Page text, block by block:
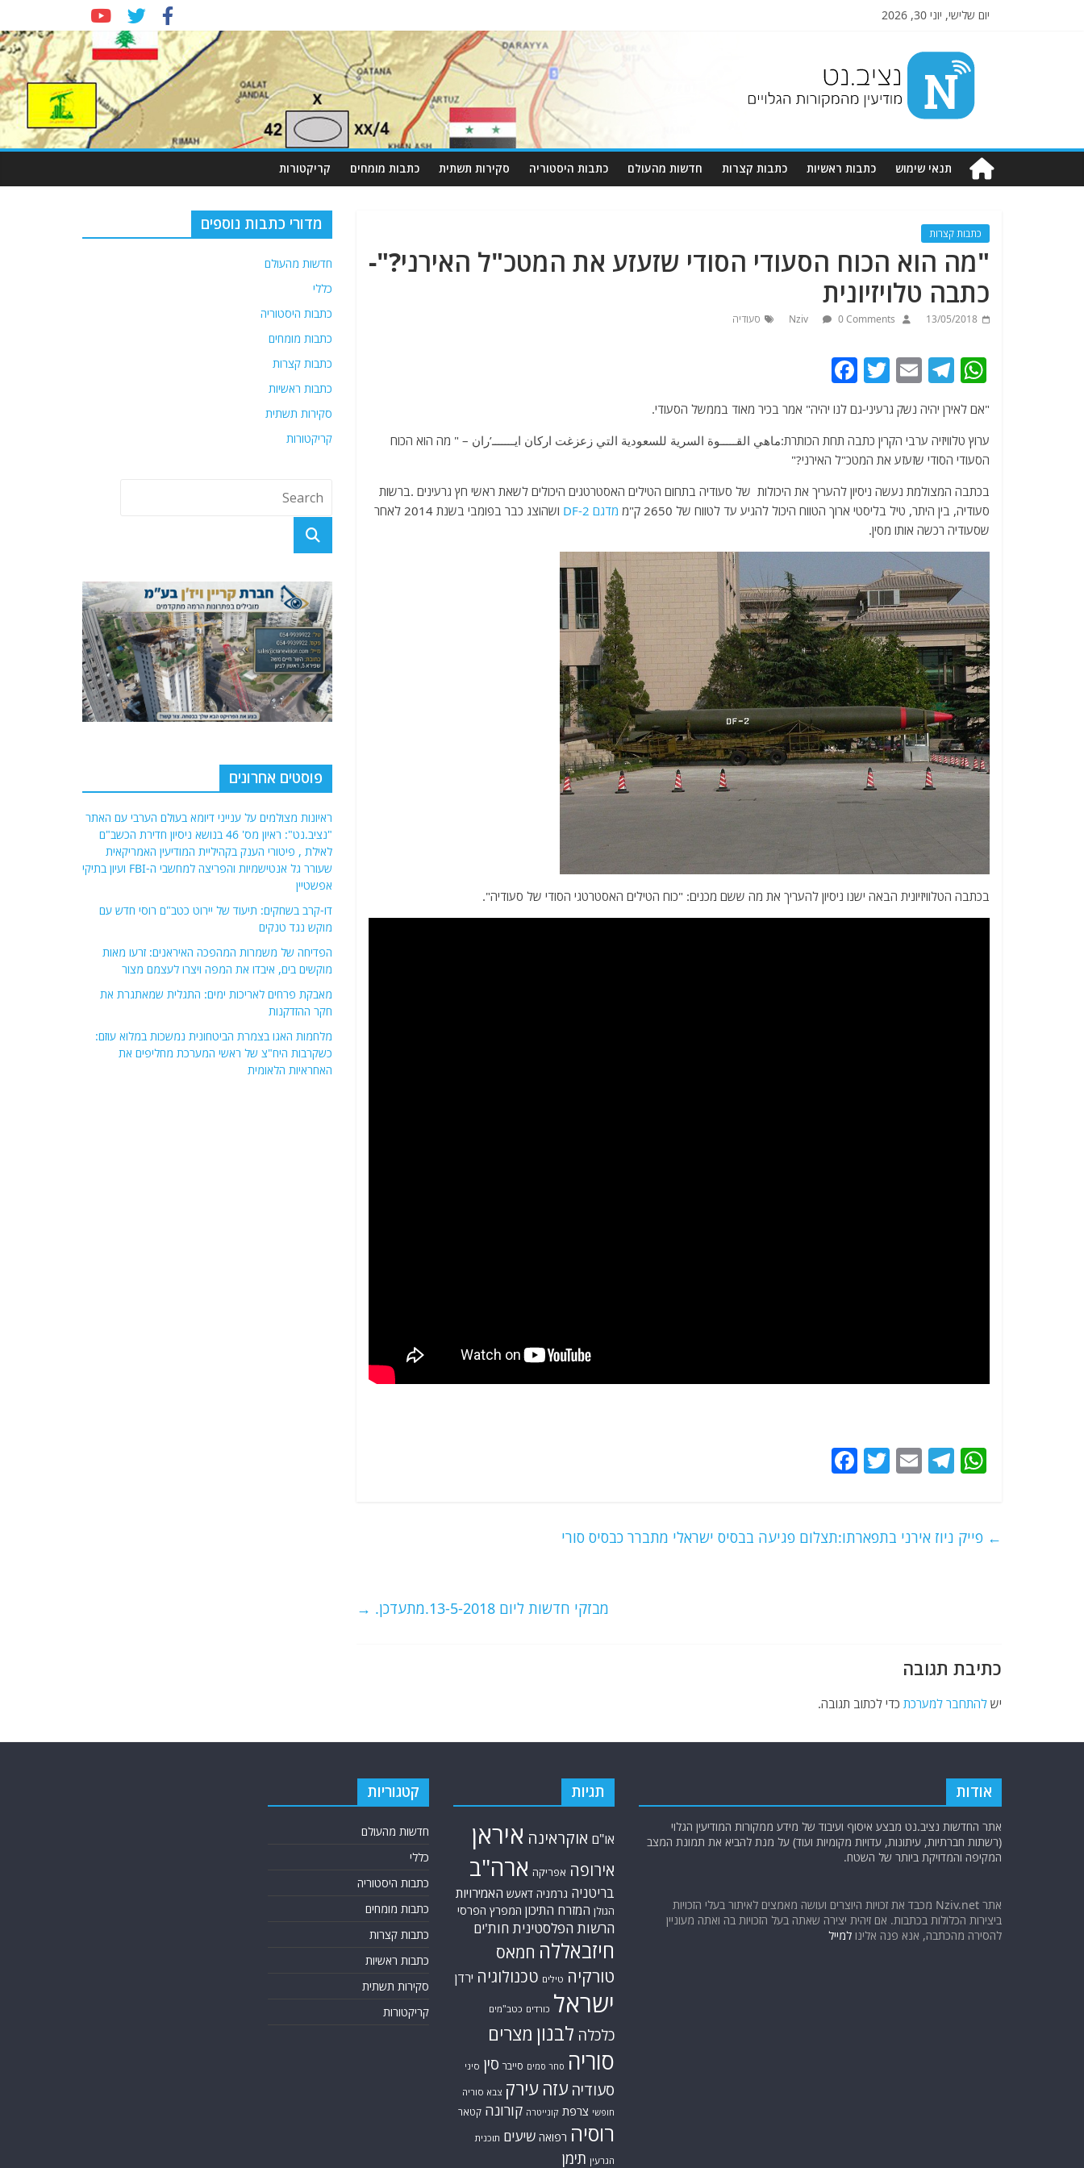
יום שלישי, יוני 30, 2026
Nziv.net
מודיעין
מהמקורות
תנאי שימוש כתבות ראשיות כתבות קצרות חדשות מהעולם כתבות היסטוריה סקירות תשתית כתבות מומחים קריקטורות
כתבות קצרות
"מה הוא הכוח הסעודי הסודי שזעזע את המטכ"ל האירני?"-
כתבה טלויזיונית
13/05/2018
Nziv 0 Comments סעודיה
W
at
s
A
p
p
T
e
g
ra
m
E
ai
l
T
itt
er
c
e
b
o
o
k
"אם לאירן יהיה נשק גרעיני-גם לנו יהיה" אמר בכיר מאוד בממשל הסעודי.
ערוץ טלוויזיה ערבי הקרין כתבה תחת הכותרת:ماهي القـــــوة السرية للسعودية التي زعزغت اركان ايـــــــ’ران – " מה הוא הכוח
הסעודי הסודי שזעזע את המטכ"ל האירני?"
בכתבה המצולמת נעשה ניסיון להעריך את היכולות של סעודיה בתחום הטילים האסטרטגים היכולים לשאת ראשי חץ גרעינים .ברשות
סעודיה, בין היתר, טיל בליסטי ארוך הטווח היכול להגיע עד לטווח של 2650 ק"מ
מדגם DF-2
ושהוצג כבר בפומבי בשנת 2014 לאחר
שסעודיה רכשה אותו מסין.
בכתבה הטלוויזיונית הבאה ישנו ניסיון להעריך את מה ששם מכנים: "כוח הטילים האסטרטגי הסודי של סעודיה".
W
h
s
T
el
g
E
m
l
T
w
er
e ← פייק ניוז אירני בתפארתו:תצלום פגיעה בבסיס ישראלי מתברר כבסיס סורי
מבזקי חדשות ליום 13-5-2018.מתעדכן. →
כתיבת תגובה
יש להתחבר למערכת כדי לכתוב תגובה.
מדורי כתבות נוספים
חדשות מהעולם
כללי
כתבות היסטוריה
כתבות מומחים
כתבות קצרות
כתבות ראשיות
סקירות תשתית
קריקטורות
פוסטים אחרונים
ראיונות מצולמים על ענייני דיומא בעולם הערבי עם האתר
"נציב.נט": ראיון מס' 46 בנושא ניסיון חדירת הכשב"ם
לאילת , פיטורי הענק בקהיליית המודיעין האמריקאית
שעורר גל אנטישמיות והפריצה למחשבי ה-FBI ועיון בתיקי
אפשטיין
דו-קרב בשחקים: תיעוד של יירוט כטב"ם רוסי חדש עם
מוקש נגד טנקים
הפדיחה של משמרות המהפכה האיראנים: זרעו מאות
מוקשים בים, איבדו את המפה ויצרו לעצמם מצור
מאבקת פרחים לאריכות ימים: התגלית שמאתגרת את
חקר ההזדקנות
מלחמות האגו בצמרת הביטחונית נמשכות במלוא עוזם:
כשקרבות היח"צ של ראשי המערכת מחליפים את
האחראיות הלאומית
אודות
אתר החדשות נציב.נט מבצע איסוף ועיבוד של מידע ממקורות המודיעין הגלוי
(רשתות חברתיות, עיתונות, עדויות מקומיות ועוד) על מנת להביא את תמונת המצב
המקיפה והמדויקת ביותר של השטח.
אתר Nziv.net מכבד את זכויות היוצרים ועושה מאמצים לאיתור בעלי הזכויות
ביצירות הכלולות בכתבות. אם זיהית יצירה שאתה בעל הזכויות בה ואתה מעוניין
להסירה מהכתבה, אנא פנה אלינו למייל
תגיות
או"ם אוקראינה איראן
אירופה אפריקה ארה"ב
בריטניה גרמניה דאעש האמירויות
הגולן המזרח התיכון המפרץ הפרסי
הרשות הפלסטינית חות'ים
חיזבאללה חמאס
טורקיה טילים טכנולוגיה ירדן
ישראל כורדים כטב"מים
כלכלה לבנון מצרים
סוריה סחר סמים סייבר סין סיני
סעודיה עזה עירק צבא סוריה
חופשי צרפת קונייטרה קורונה קטאר
רוסיה רפואה שיעים תוכנית
הגרעין תימן
קטגוריות
חדשות מהעולם
כללי
כתבות היסטוריה
כתבות מומחים
כתבות קצרות
כתבות ראשיות
סקירות תשתית
קריקטורות